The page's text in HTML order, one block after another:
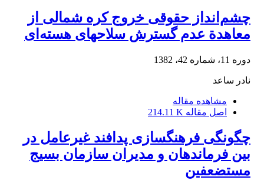
چشم‌انداز حقوقی‌ خروج‌ کره‌ شمالی‌ از
معاهدة‌ عدم‌ گسترش‌ سلاحهای‌ هسته‌ای‌
دوره 11، شماره 42، 1382
نادر ساعد
مشاهده مقاله
اصل مقاله 214.11 K
چگونگی فرهنگ‏سازی پدافند غیرعامل در
بین فرماندهان و مدیران سازمان بسیج
مستضعفین